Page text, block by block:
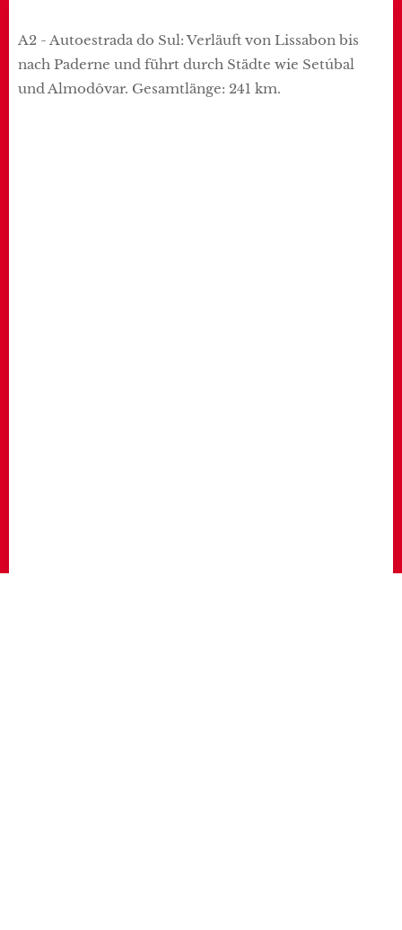
A2 - Autoestrada do Sul: Verläuft von Lissabon bis
nach Paderne und führt durch Städte wie Setúbal
und Almodôvar. Gesamtlänge: 241 km.